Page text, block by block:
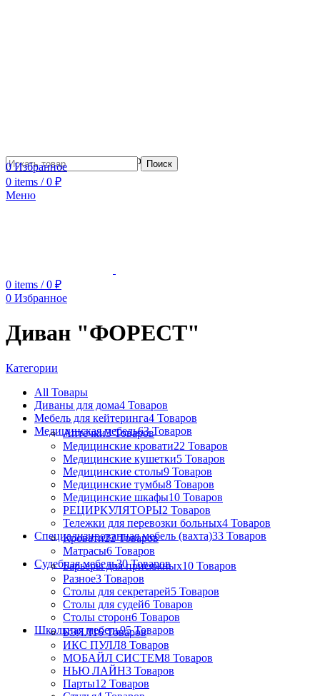
Сотрудничество с дизайнерамиПоиск
0Избранное
0 items / 0 ₽
Меню
0 items / 0 ₽
0 Избранное
Диван "ФОРЕСТ"
Категории
All Товары
Диваны для дома4 Товаров
Мебель для кейтеринга4 Товаров
Медицинская мебель63 Товаров
Аптечки3 Товаров
Медицинские кровати22 Товаров
Медицинские кушетки5 Товаров
Медицинские столы9 Товаров
Медицинские тумбы8 Товаров
Медицинские шкафы10 Товаров
РЕЦИРКУЛЯТОРЫ2 Товаров
Тележки для перевозки больных4 Товаров
Специализированная мебель (вахта)33 Товаров
Кровати22 Товаров
Матрасы6 Товаров
Судебная мебель30 Товаров
Барьеры для присяжных10 Товаров
Разное3 Товаров
Столы для секретарей5 Товаров
Столы для судей6 Товаров
Столы сторон6 Товаров
Школьная мебель95 Товаров
БЭЛЛ16 Товаров
ИКС ПУЛЛ8 Товаров
МОБАЙЛ СИСТЕМ8 Товаров
НЬЮ ЛАЙН3 Товаров
Парты12 Товаров